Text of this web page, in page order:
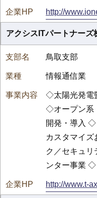
http://
アクシスITパートナーズ
鳥取支部
情報通信業
◇太陽光発電
◇オープン系
開発・導入 ◇
カスタマイ
ク／セキュ
ンター事業 ◇
http://www.t-